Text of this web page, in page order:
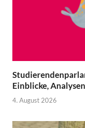
Einblicke,
4. August 2026